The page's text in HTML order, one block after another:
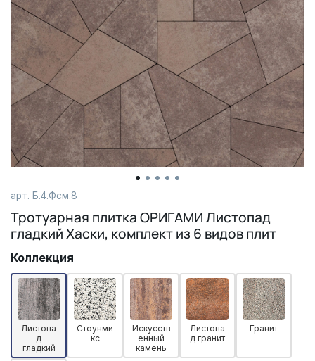
арт. Б.4.Фсм.8
Тротуарная плитка ОРИГАМИ Листопад
гладкий Хаски, комплект из 6 видов плит
Коллекция
Листопа
д
гладкий
Стоунми
кс
Искусств
енный
камень
Листопа
д гранит
Гранит